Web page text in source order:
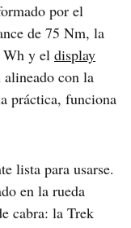
por el
de 75 Nm, la
Wh y el display
con la
práctica, funciona
lista para usarse.
en la rueda
cabra: la Trek